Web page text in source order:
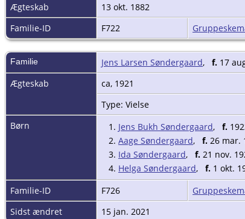
Ægteskab
13 okt. 1882
Familie-ID
F722
Familie Jens Larsen Søndergaard, f. 17
Ægteskab
ca, 1921
Type: Vielse
Børn
1. Jens Bukh Søndergaard, f.
2. Aage Søndergaard, f. 26 mar.
3. Ida Søndergaard, f. 21 nov.
4. Helga Søndergaard, f. 1 okt.
Familie-ID
F726
Sidst ændret
15 jan. 2021